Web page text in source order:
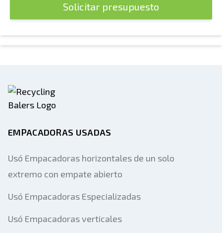
Solicitar presupuesto
EMPACADORAS USADAS
Usó Empacadoras horizontales de un solo
extremo con empate abierto
Usó Empacadoras Especializadas
Usó Empacadoras verticales